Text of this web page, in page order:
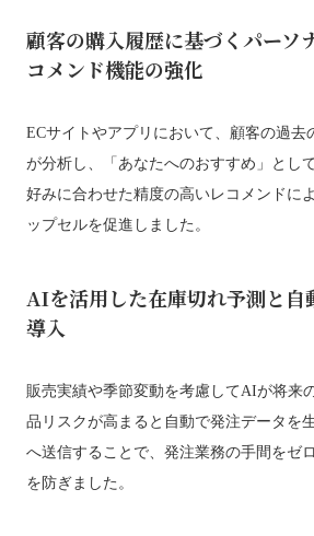
顧客の購入履歴に基づくパーソ
コメンド機能の強化
ECサイトやアプリにおいて、顧客の過去
が分析し、「あなたへのおすすめ」とし
好みに合わせた精度の高いレコメンドに
ップセルを促進しました。
AIを活用した在庫切れ予測と自
導入
販売実績や季節変動を考慮してAIが将来
品リスクが高まると自動で発注データを
へ送信することで、発注業務の手間をゼ
を防ぎました。